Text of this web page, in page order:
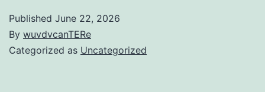
Published June 22, 2026
By wuvdvcanTERe
Categorized as Uncategorized